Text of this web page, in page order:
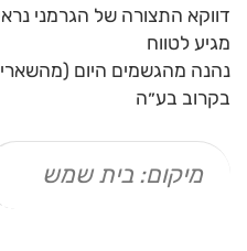
דווקא התצורה של הגרמני
מגיע לטווח
נהנה מהגשמים היום
בקרוב בע״ה
מיקום: בית שמש